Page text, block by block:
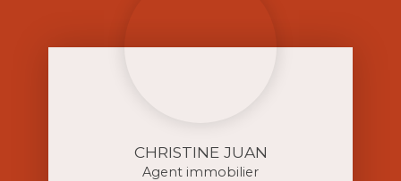
CHRISTINE JUAN
Agent immobilier